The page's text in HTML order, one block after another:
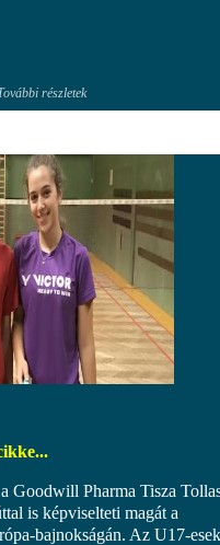
részletek
Goodwill Pharma Tisza
is képviselteti magát a
bajnokságán. Az U17-esek